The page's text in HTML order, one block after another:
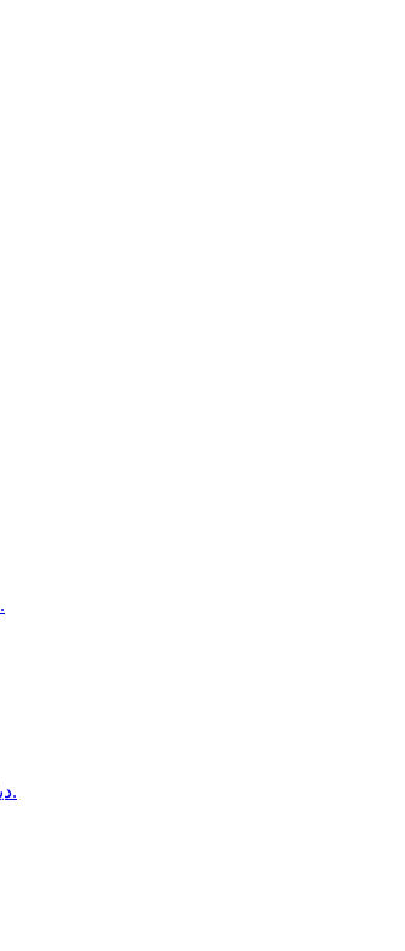
مرد ٢۶ ساله افغان در اتريش به اتهام تجاوز جنسى به دو دختر ١۶ ساله بازداشت شد.
ديلى ميل؛ سوإستفاده از كودكان در قالب «بجه بازى» همچنان در افغانستان ادامه دارد.